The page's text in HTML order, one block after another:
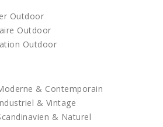
Outdoor
Outdoor
Outdoor
& Contemporain
& Vintage
& Naturel